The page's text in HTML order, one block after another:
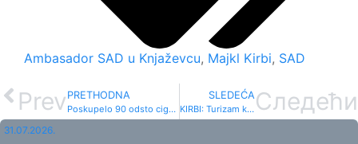
Ambasador SAD u Knjaževcu, Majkl Kirbi, SAD
Prev PRETHODNA
Poskupelo 90 odsto cigareta
SLEDEĆA
KIRBI: Turizam kao razvojna šansa Knjaževca Следећи
31.07.2026.